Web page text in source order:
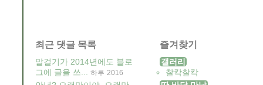
최근 댓글 목록
말걸기가 2014년에도 블로
그에 글을 쓰...
하루 2016
즐겨찾기
갤러리
찰칵찰칵